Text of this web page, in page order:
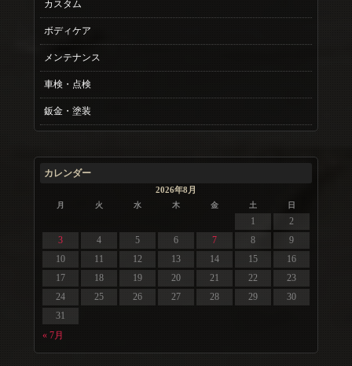
カスタム
ボディケア
メンテナンス
車検・点検
鈑金・塗装
カレンダー
2026年8月
月 火 水 木 金 土 日
« 7月
1
2
3
4 5 6 7 8
9
10
11 12 13 14 15
16
17
18 19 20 21 22
23
24
25 26 27 28 29
30
31